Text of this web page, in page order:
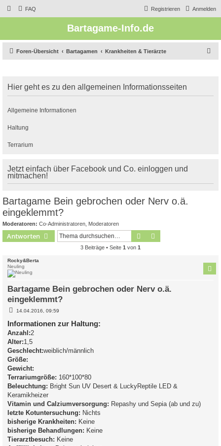
FAQ Anmelden
Registrieren
Bartagame-Info.de
Foren-Übersicht Bartagamen Krankheiten & Tierärzte
e
Hier geht es zu den allgemeinen Informationsseiten
Allgemeine Informationen
Haltung
Terrarium
Jetzt einfach über Facebook und Co. einloggen und
mitmachen!
Bartagame Bein gebrochen oder Nerv o.ä.
eingeklemmt?
Moderatoren: Co-Administratoren Moderatoren
Antworten Suche
3 Beiträge • Seite 1 von 1
Rocky&Berta
Neuling
Bartagame Bein gebrochen oder Nerv o.ä.
eingeklemmt?
B
i
t
r
a
g
14.04.2016, 09:59
Informationen zur Haltung:
Anzahl:2
Alter:1,5
Geschlecht:weiblich/männlich
Größe:
Gewicht:
Terrariumgröße: 160*100*80
Beleuchtung: Bright Sun UV Desert & LuckyReptile LED &
Keramikheizer
Vitamin und Calziumversorgung: Repashy und Sepia (ab und zu)
letzte Kotuntersuchung: Nichts
bisherige Krankheiten: Keine
bisherige Behandlungen: Keine
Tierarztbesuch: Keine